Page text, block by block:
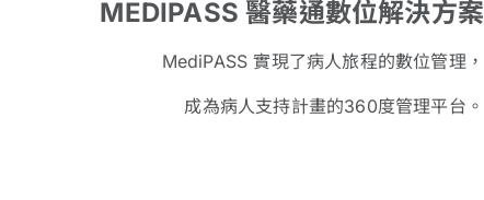
MEDIPASS 醫藥通數位解決方案
MediPASS 實現了病人旅程的數位管理，
成為病人支持計畫的360度管理平台。